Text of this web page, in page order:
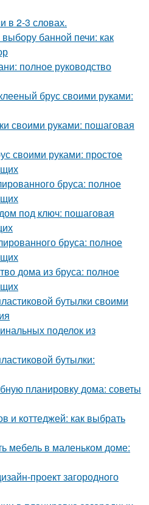
в 2-3 словах.
банной печи: как
полное руководство
брус своими руками:
своими руками: пошаговая
своими руками: простое
бруса: полное
под ключ: пошаговая
бруса: полное
дома из бруса: полное
бутылки своими
поделок из
бутылки:
планировку дома: советы
и коттеджей: как выбрать
мебель в маленьком доме:
проект загородного